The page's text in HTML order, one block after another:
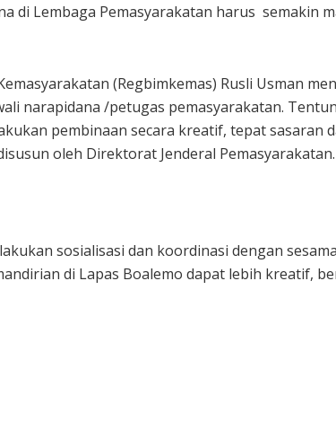
di Lembaga Pemasyarakatan harus semakin
(Regbimkemas) Rusli Usman
narapidana /petugas pemasyarakatan.
pembinaan secara kreatif, tepat sasaran
oleh Direktorat Jenderal Pemasyarakatan.
sosialisasi dan koordinasi dengan
di Lapas Boalemo dapat lebih kreatif,